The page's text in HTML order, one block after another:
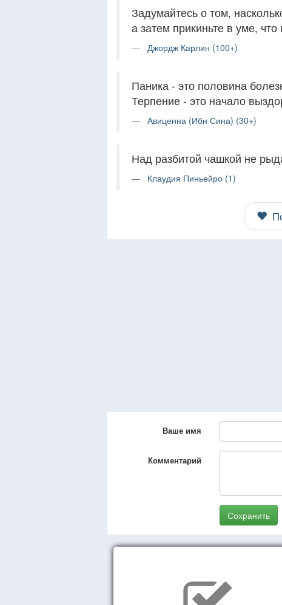
Задумайтесь о том,
а затем прикиньте в уме,
Джордж Карлин (100+)
Паника - это половина
Терпение - это начало
Авиценна (Ибн Сина) (30+)
Над разбитой чашкой не
Клаудия Пиньейро (1)
Ваше имя
Комментарий
Сохранить